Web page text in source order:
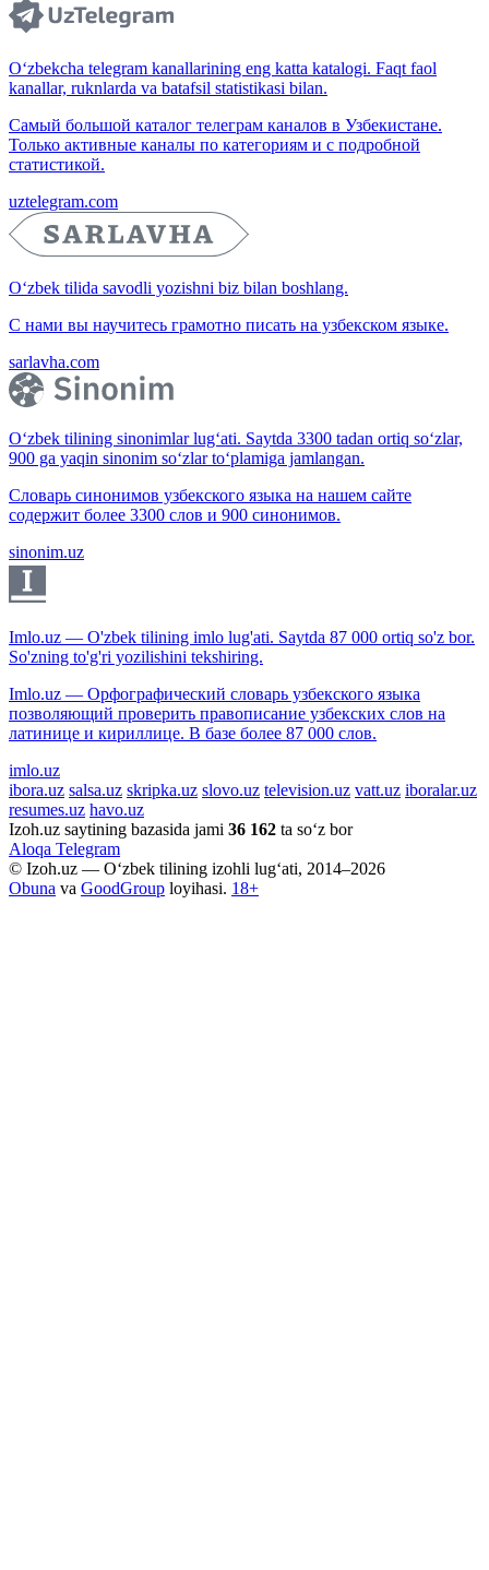
O‘zbekcha telegram kanallarining eng katta katalogi. Faqt faol
kanallar, ruknlarda va batafsil statistikasi bilan.
Самый большой каталог телеграм каналов в Узбекистане.
Только активные каналы по категориям и с подробной
статистикой.
uztelegram.com
O‘zbek tilida savodli yozishni biz bilan boshlang.
С нами вы научитесь грамотно писать на узбекском языке.
sarlavha.com
O‘zbek tilining sinonimlar lug‘ati. Saytda 3300 tadan ortiq so‘zlar,
900 ga yaqin sinonim so‘zlar to‘plamiga jamlangan.
Словарь синонимов узбекского языка на нашем сайте
содержит более 3300 слов и 900 синонимов.
sinonim.uz
Imlo.uz — O'zbek tilining imlo lug'ati. Saytda 87 000 ortiq so'z bor.
So'zning to'g'ri yozilishini tekshiring.
Imlo.uz — Орфографический словарь узбекского языка
позволяющий проверить правописание узбекских слов на
латинице и кириллице. В базе более 87 000 слов.
imlo.uz
ibora.uz salsa.uz skripka.uz slovo.uz television.uz vatt.uz iboralar.uz
resumes.uz havo.uz
Izoh.uz saytining bazasida jami 36 162 ta so‘z bor
Aloqa Telegram
© Izoh.uz — O‘zbek tilining izohli lug‘ati, 2014–2026
Obuna va GoodGroup loyihasi. 18+